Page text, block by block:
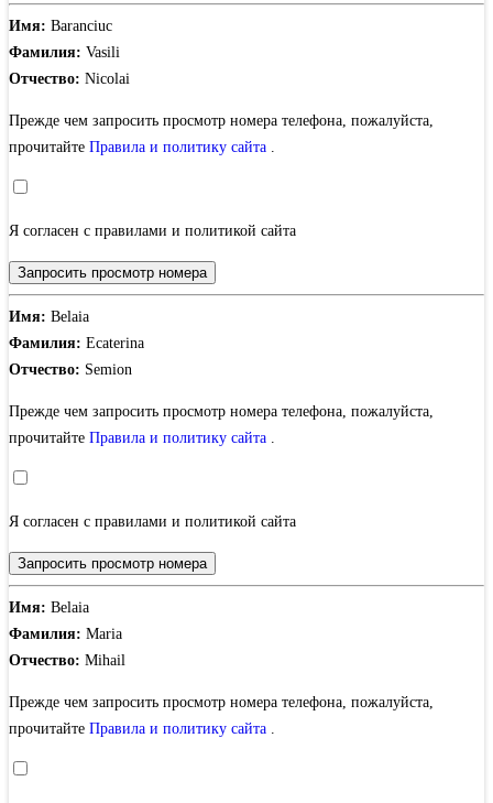
Имя: Baranciuc
Фамилия: Vasili
Отчество: Nicolai
Прежде чем запросить просмотр номера телефона, пожалуйста,
прочитайте Правила и политику сайта .
Я согласен с правилами и политикой сайта
Запросить просмотр номера
Имя: Belaia
Фамилия: Ecaterina
Отчество: Semion
Прежде чем запросить просмотр номера телефона, пожалуйста,
прочитайте Правила и политику сайта .
Я согласен с правилами и политикой сайта
Запросить просмотр номера
Имя: Belaia
Фамилия: Maria
Отчество: Mihail
Прежде чем запросить просмотр номера телефона, пожалуйста,
прочитайте Правила и политику сайта .